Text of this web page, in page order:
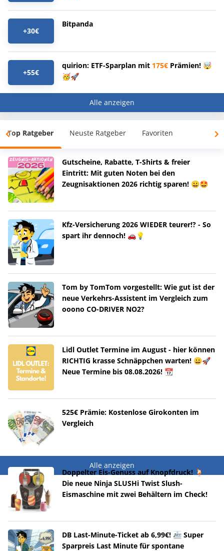
+30€
Bitpanda
+55€
quirion: ETF-Sparplan mit 175€ Prämien! 🤯
🥳🚀
Alle anzeigen
Top Ratgeber Neuste Ratgeber Favoriten
Gutscheine, Rabatte, T-Shirts & freier
Eintritt: Mit guten Noten bei den
Zeugnisaktionen 2026 richtig sparen! 😀🤩
Kfz-Versicherung 2026 WIEDER teurer!? - So
spart ihr dennoch! 🚗💡
Tom by TomTom vorgestellt: Wie gut ist der
neue Verkehrs-Assistent im Vergleich zum
ooono CO-DRIVER NO2?
Lidl Outlet Termine im August - hier können
RICHTIG krasse Schnäppchen warten! 😀🚀
Neue Termine bis 08.08.2026! 📆
525€ Prämie: Kostenlose Girokonten im
Vergleich
Alle anzeigen
Doppelter Eis-Genuss auf Knopfdruck! 🍹
Die neue Ninja SLUSHi Twist Slush-
Eismaschine mit zwei Behältern im Check!
DB Last-Minute-Ticket ab 6,99€! 🚈 Super
Sparpreis Last Minute für spontane